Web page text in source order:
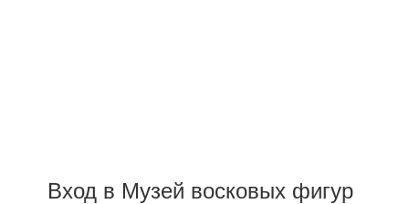
Вход в Музей восковых фигур